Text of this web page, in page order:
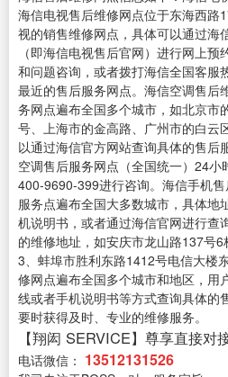
海信电视售后维修网点位于东海西路
视的销售维修网点，具体可以通过海
（即海信电视售后官网）进行网上
和问题咨询，或者拨打海信全国客服
最近的售后服务网点。海信空调售后
务网点遍布全国多个城市，如北京市
号、上海市的金高路、广州市的白云
以通过海信官方网站查询具体的售后
空调售后服务网点（全国统一）24
400-9690-399进行咨询。海信手机
服务点遍布全国大多数城市，具体地
机说明书，或者通过海信官网进行查
的维修地址，如安庆市龙山路137号6
3、蚌埠市胜利东路1412号电信大楼
修网点遍布全国多个城市和地区，用
线或者手机说明书等方式查询具体的
要时获得及时、专业的维修服务。
【翔闳 SERVICE】尊享直接对
电话微信： 13512131526